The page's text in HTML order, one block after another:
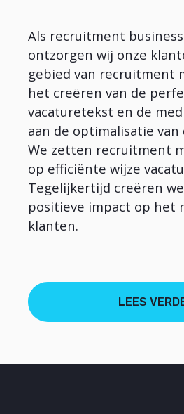
Als recruitment
ontzorgen wij onze
gebied van recruitment
het creëren van de
vacaturetekst en de
aan de optimalisatie van
We zetten recruitment
op efficiënte wijze
Tegelijkertijd creëren
positieve impact op het
klanten.
LEES